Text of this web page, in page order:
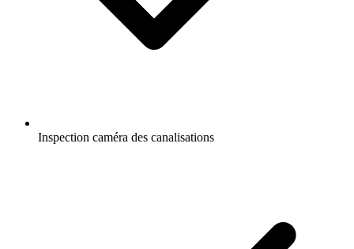
Inspection caméra des canalisations